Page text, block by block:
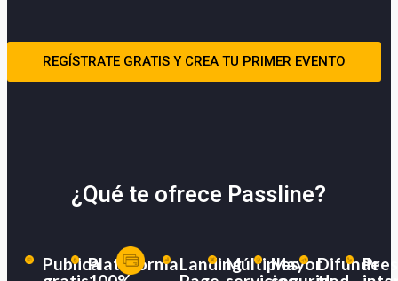
REGÍSTRATE GRATIS Y CREA TU PRIMER EVENTO
¿Qué te ofrece Passline?
PublicaPlataformaLandingMúltiplesMayorDifunde